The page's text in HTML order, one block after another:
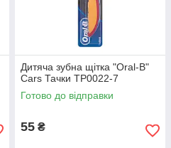
ефективно
видаляти зубний
наліт на емалі та у
міжзубному
просторі. Багато
моделей оснащені
ребристою
поверхнею на задній
очищення язику від
Дитяча зубна щітка "Oral-B"
Cars Тачки TP0022-7
Готово до відправки
55 ₴